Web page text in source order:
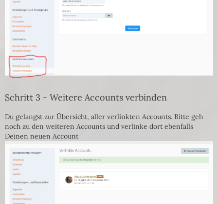
Schritt 3 - Weitere Accounts verbinden
Du gelangst zur Übersicht, aller verlinkten Accounts. Bitte geh
noch zu den weiteren Accounts und verlinke dort ebenfalls
Deinen neuen Account